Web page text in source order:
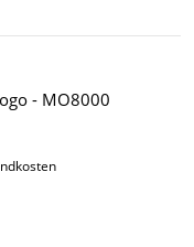
- MO8000